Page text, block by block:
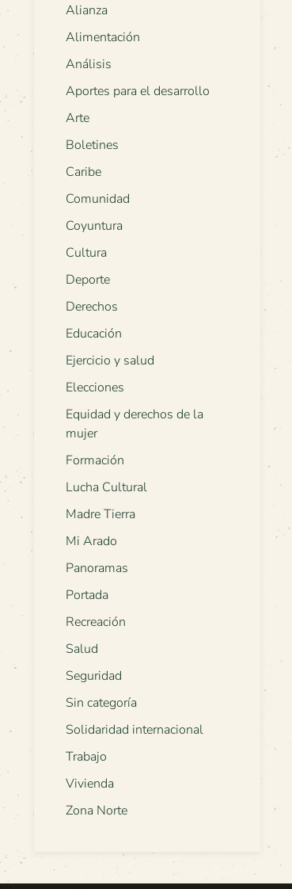
Alianza
Alimentación
Análisis
Aportes para el desarrollo
Arte
Boletines
Caribe
Comunidad
Coyuntura
Cultura
Deporte
Derechos
Educación
Ejercicio y salud
Elecciones
Equidad y derechos de la
mujer
Formación
Lucha Cultural
Madre Tierra
Mi Arado
Panoramas
Portada
Recreación
Salud
Seguridad
Sin categoría
Solidaridad internacional
Trabajo
Vivienda
Zona Norte